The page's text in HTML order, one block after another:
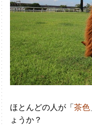
ほとんどの人が「茶色
ょうか？